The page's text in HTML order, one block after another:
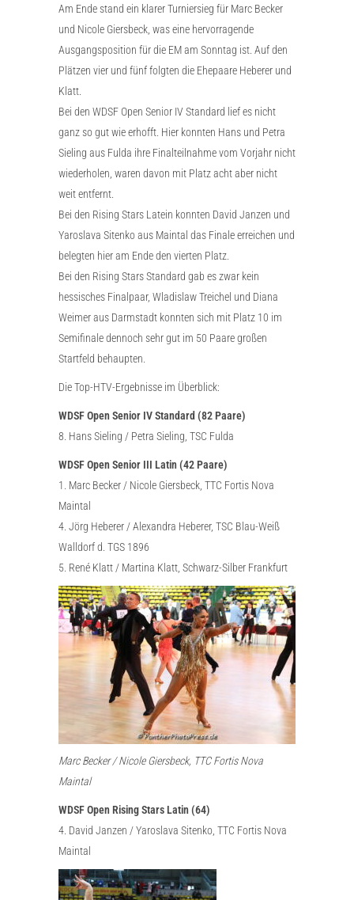
Am Ende stand ein klarer Turniersieg für Marc Becker
und Nicole Giersbeck, was eine hervorragende
Ausgangsposition für die EM am Sonntag ist. Auf den
Plätzen vier und fünf folgten die Ehepaare Heberer und
Klatt.
Bei den WDSF Open Senior IV Standard lief es nicht
ganz so gut wie erhofft. Hier konnten Hans und Petra
Sieling aus Fulda ihre Finalteilnahme vom Vorjahr nicht
wiederholen, waren davon mit Platz acht aber nicht
weit entfernt.
Bei den Rising Stars Latein konnten David Janzen und
Yaroslava Sitenko aus Maintal das Finale erreichen und
belegten hier am Ende den vierten Platz.
Bei den Rising Stars Standard gab es zwar kein
hessisches Finalpaar, Wladislaw Treichel und Diana
Weimer aus Darmstadt konnten sich mit Platz 10 im
Semifinale dennoch sehr gut im 50 Paare großen
Startfeld behaupten.
Die Top-HTV-Ergebnisse im Überblick:
WDSF Open Senior IV Standard (82 Paare)
8. Hans Sieling / Petra Sieling, TSC Fulda
WDSF Open Senior III Latin (42 Paare)
1. Marc Becker / Nicole Giersbeck, TTC Fortis Nova
Maintal
4. Jörg Heberer / Alexandra Heberer, TSC Blau-Weiß
Walldorf d. TGS 1896
5. René Klatt / Martina Klatt, Schwarz-Silber Frankfurt
Marc Becker / Nicole Giersbeck, TTC Fortis Nova
Maintal
WDSF Open Rising Stars Latin (64)
4. David Janzen / Yaroslava Sitenko, TTC Fortis Nova
Maintal